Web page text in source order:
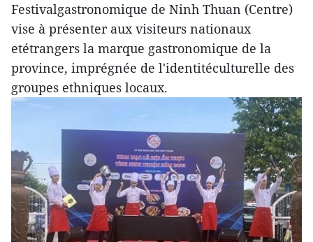
Festivalgastronomique de Ninh Thuan (Centre)
vise à présenter aux visiteurs nationaux
etétrangers la marque gastronomique de la
province, imprégnée de l'identitéculturelle des
groupes ethniques locaux.